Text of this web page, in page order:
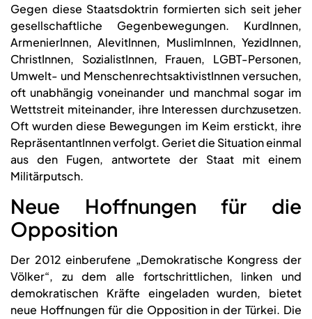
Gegen diese Staatsdoktrin formierten sich seit jeher
gesellschaftliche Gegenbewegungen. KurdInnen,
ArmenierInnen, AlevitInnen, MuslimInnen, YezidInnen,
ChristInnen, SozialistInnen, Frauen, LGBT-Personen,
Umwelt- und MenschenrechtsaktivistInnen versuchen,
oft unabhängig voneinander und manchmal sogar im
Wettstreit miteinander, ihre Interessen durchzusetzen.
Oft wurden diese Bewegungen im Keim erstickt, ihre
RepräsentantInnen verfolgt. Geriet die Situation einmal
aus den Fugen, antwortete der Staat mit einem
Militärputsch.
Neue Hoffnungen für die
Opposition
Der 2012 einberufene „Demokratische Kongress der
Völker“, zu dem alle fortschrittlichen, linken und
demokratischen Kräfte eingeladen wurden, bietet
neue Hoffnungen für die Opposition in der Türkei. Die